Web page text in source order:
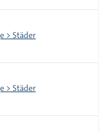
> Städer
> Städer